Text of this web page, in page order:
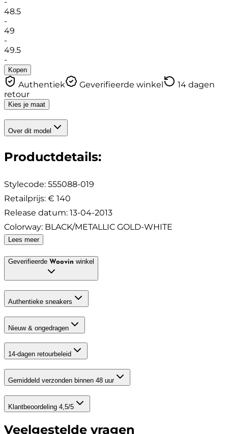
48.5
-
49
-
49.5
-
Kopen
Authentiek Geverifieerde winkel
14 dagen
retour
Kies je maat
Over dit model
Productdetails:
Stylecode: 555088-019
Retailprijs: € 140
Release datum: 13-04-2013
Colorway: BLACK/METALLIC GOLD-WHITE
Lees meer
Geverifieerde Woovin winkel
Authentieke sneakers
Nieuw & ongedragen
14-dagen retourbeleid
Gemiddeld verzonden binnen 48 uur
Klantbeoordeling 4,5/5
Veelgestelde vragen